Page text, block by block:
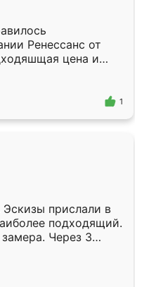
Ренессанс от
цена и
Приехавший
самый
1
Эскизы прислали в
подходящий.
Через 3
Остались
Ренессанс
работу!